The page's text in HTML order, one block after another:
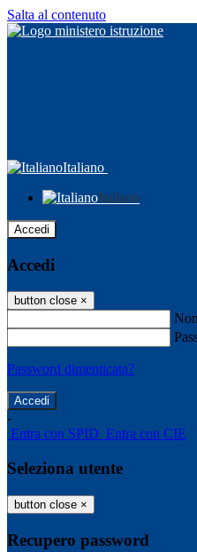
Salta al contenuto
Italiano
Italiano
Accedi
Accedi
button close ×
Password dimenticata?
-
Entra con SPID Entra con CIE
Seleziona utente
button close ×
Recupero password